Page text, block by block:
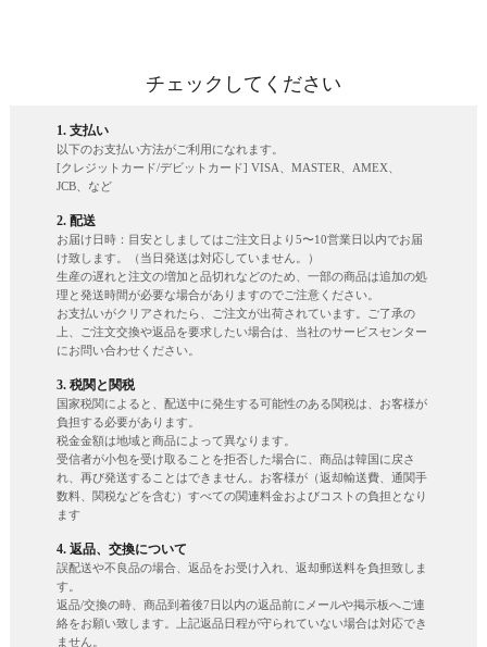
チェックしてください
1. 支払い
以下のお支払い方法がご利用になれます。
[クレジットカード/デビットカード] VISA、MASTER、AMEX、
JCB、など
2. 配送
お届け日時：目安としましてはご注文日より5〜10営業日以内でお届
け致します。（当日発送は対応していません。）
生産の遅れと注文の増加と品切れなどのため、一部の商品は追加の処
理と発送時間が必要な場合がありますのでご注意ください。
お支払いがクリアされたら、ご注文が出荷されています。ご了承の
上、ご注文交換や返品を要求したい場合は、当社のサービスセンター
にお問い合わせください。
3. 税関と関税
国家税関によると、配送中に発生する可能性のある関税は、お客様が
負担する必要があります。
税金金額は地域と商品によって異なります。
受信者が小包を受け取ることを拒否した場合に、商品は韓国に戻さ
れ、再び発送することはできません。お客様が（返却輸送費、通関手
数料、関税などを含む）すべての関連料金およびコストの負担となり
ます
4. 返品、交換について
誤配送や不良品の場合、返品をお受け入れ、返却郵送料を負担致しま
す。
返品/交換の時、商品到着後7日以内の返品前にメールや掲示板へご連
絡をお願い致します。上記返品日程が守られていない場合は対応でき
ません。